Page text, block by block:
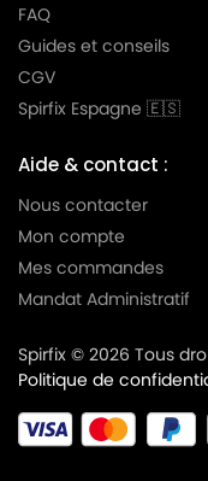
FAQ
Guides et conseils
CGV
Spirfix Espagne 🇪🇸
Aide & contact :
Nous contacter
Mon compte
Mes commandes
Mandat Administratif
Spirfix © 2026 Tous
Politique de